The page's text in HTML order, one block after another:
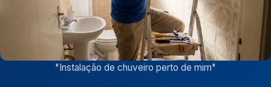
"Instalação de chuveiro perto de mim"